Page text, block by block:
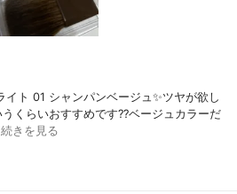
ト 01 シャンパンベージュ✨ツヤが欲し
くらいおすすめです??ベージュカラーだ
続きを見る